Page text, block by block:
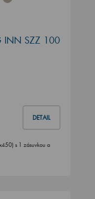
INN SZZ 100
DETAIL
s 1 zásuvkou a